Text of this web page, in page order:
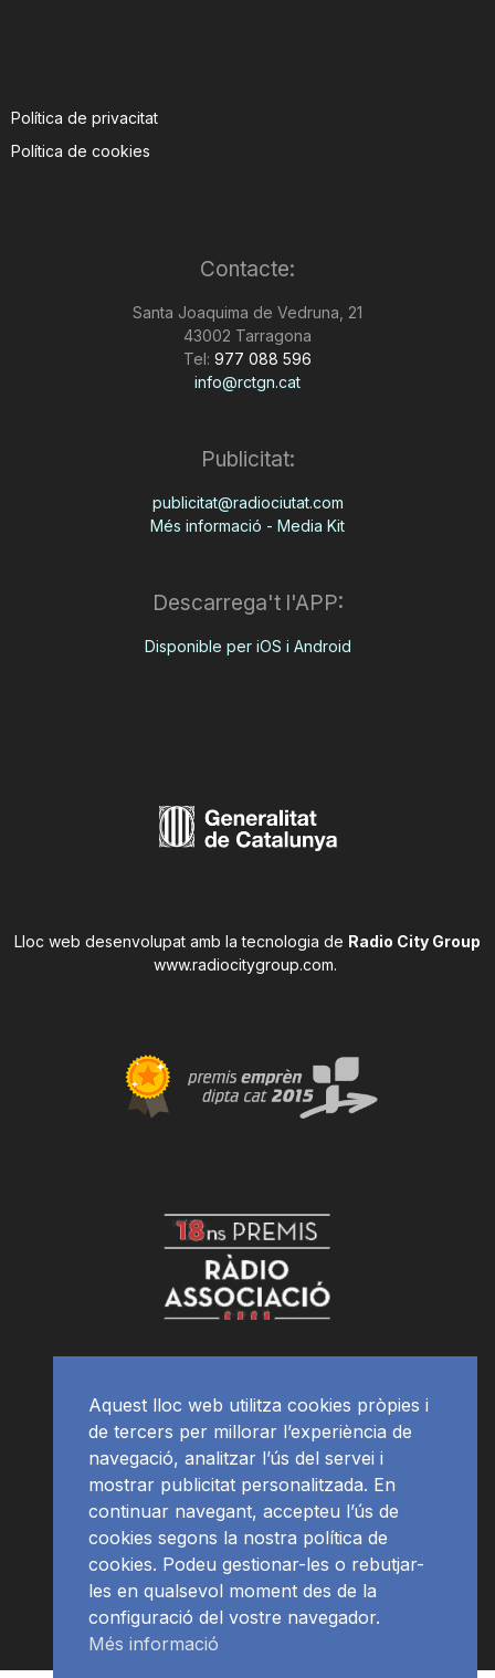
Política de privacitat
Política de cookies
Contacte:
Santa Joaquima de Vedruna, 21
43002 Tarragona
Tel: 977 088 596
info@rctgn.cat
Publicitat:
publicitat@radiociutat.com
Més informació - Media Kit
Descarrega't l'APP:
Disponible per iOS i Android
Lloc web desenvolupat amb la tecnologia de Radio City Group
www.radiocitygroup.com.
Aquest lloc web utilitza cookies pròpies i
de tercers per millorar l’experiència de
navegació, analitzar l’ús del servei i
mostrar publicitat personalitzada. En
continuar navegant, accepteu l’ús de
cookies segons la nostra política de
cookies. Podeu gestionar-les o rebutjar-
les en qualsevol moment des de la
configuració del vostre navegador.
Més informació